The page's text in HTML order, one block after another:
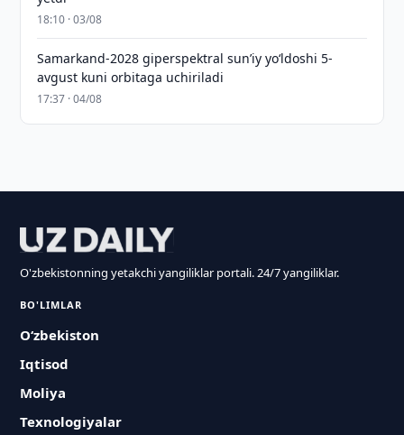
18:10 · 03/08
Samarkand-2028 giperspektral sun’iy yo‘ldoshi 5-
avgust kuni orbitaga uchiriladi
17:37 · 04/08
O'zbekistonning yetakchi yangiliklar portali. 24/7 yangiliklar.
BO'LIMLAR
O‘zbekiston
Iqtisod
Moliya
Texnologiyalar